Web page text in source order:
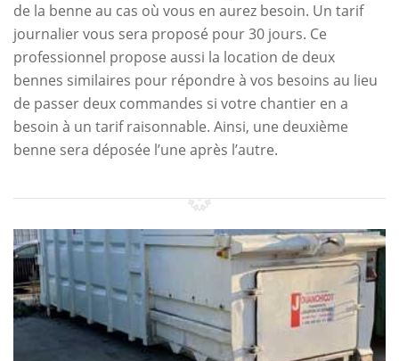
de la benne au cas où vous en aurez besoin. Un tarif
journalier vous sera proposé pour 30 jours. Ce
professionnel propose aussi la location de deux
bennes similaires pour répondre à vos besoins au lieu
de passer deux commandes si votre chantier en a
besoin à un tarif raisonnable. Ainsi, une deuxième
benne sera déposée l’une après l’autre.